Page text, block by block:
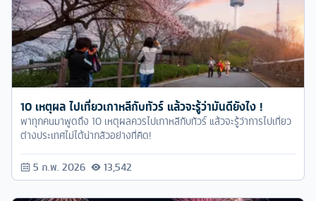
10 เหตุผล ไปเที่ยวเกาหลีกับทัวร์ แล้วจะรู้ว่ามันดียังไง !
พาทุกคนมาพูดถึง 10 เหตุผลควรไปเกาหลีกับทัวร์ แล้วจะรู้ว่าการไปเที่ยว
ต่างประเทศไม่ได้น่ากลัวอย่างที่คิด!
5 ก.พ. 2026 13,542